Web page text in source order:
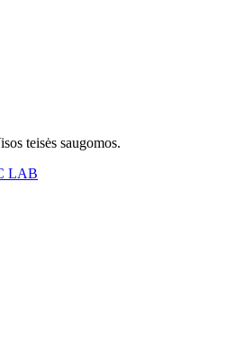
teisės saugomos.
LAB